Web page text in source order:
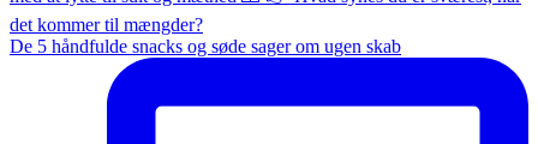
De 5 håndfulde snacks og søde sager om ugen skab